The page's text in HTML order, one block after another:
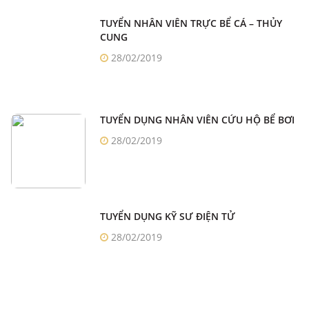
TUYỂN NHÂN VIÊN TRỰC BỂ CÁ – THỦY
CUNG
28/02/2019
TUYỂN DỤNG NHÂN VIÊN CỨU HỘ BỂ BƠI
28/02/2019
TUYỂN DỤNG KỸ SƯ ĐIỆN TỬ
28/02/2019